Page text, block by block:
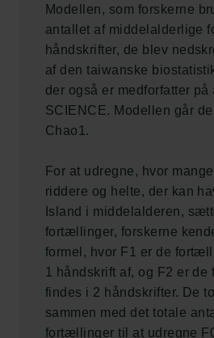
Modellen, som forskerne
antallet af middelalderlige
håndskrifter, de blev
af den taiwanske
der også er medforfatter på
SCIENCE. Modellen går
Chao1.
For at udregne, hvor
riddere og helte, der kan
Island i middelalderen,
fortællinger, forskerne
formel, hvor F1 er de
1 håndskrift af, og F2 er
findes i 2 håndskrifter. De
sammen med det totale
fortællinger til at udregne